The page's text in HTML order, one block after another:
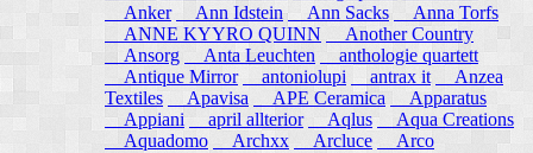
Anker
Ann Idstein Ann Sacks
Anna Torfs
ANNE KYYRO QUINN
Another Country
Ansorg
Anta Leuchten
anthologie quartett
Antique Mirror
antoniolupi antrax it
Anzea
Textiles
Apavisa APE Ceramica
Apparatus
Appiani
april allterior Aqlus Aqua Creations
Aquadomo
Archxx Arcluce
Arco